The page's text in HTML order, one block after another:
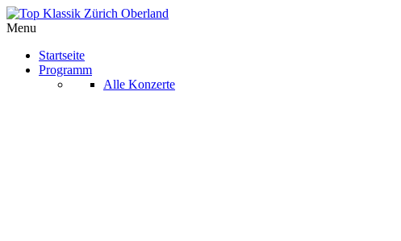
Menu
Startseite
Programm
Alle Konzerte